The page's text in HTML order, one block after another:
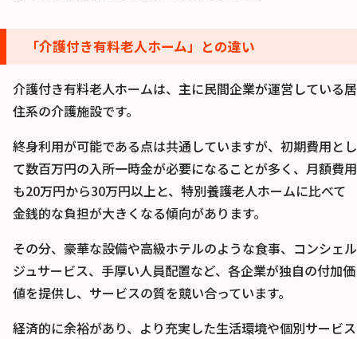
「介護付き有料老人ホーム」との違い
介護付き有料老人ホームは、主に民間企業が運営している居
住系の介護施設です。
終身利用が可能である点は共通していますが、初期費用とし
て数百万円の入所一時金が必要になることが多く、月額費用
も20万円から30万円以上と、特別養護老人ホームに比べて
金銭的な負担が大きくなる傾向があります。
その分、豪華な設備や高級ホテルのような食事、コンシェル
ジュサービス、手厚い人員配置など、各企業が独自の付加価
値を提供し、サービスの質を競い合っています。
経済的に余裕があり、より充実した生活環境や個別サービス